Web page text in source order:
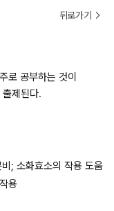
뒤로가기
로 공부하는 것이
제된다.
소화효소의 작용 도움
용